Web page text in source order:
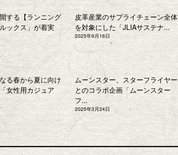
する【ランニング
ックス」が着実
皮革産業のサプライチェーン全体
を対象にした「JLIAサステナ...
2025年9月16日
る春から夏に向け
女性用カジュア
ムーンスター、スターフライヤー
とのコラボ企画「ムーンスター
フ...
2025年3月24日